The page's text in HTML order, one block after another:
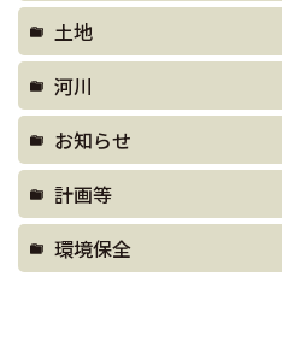
土地
河川
お知らせ
計画等
環境保全